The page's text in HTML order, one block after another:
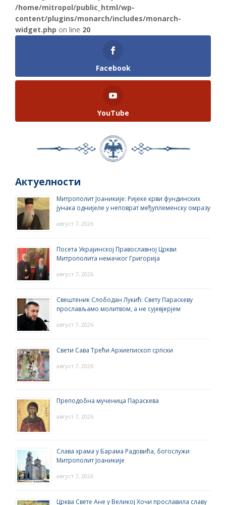
/home/mitropol/public_html/wp-
content/plugins/monarch/includes/monarch-
widget.php on line 20
Facebook
YouTube
Актуелности
Митрополит Јоаникије: Ријеке крви фундинских
јунака однијеле у неповрат међуплеменску омразу
август 7, 2026
Посета Украјинској Православној Цркви
Митрополита немачког Григорија
август 7, 2026
Свештеник Слободан Лукић: Свету Параскеву
прослављамо молитвом, а не сујевјерјем
август 7, 2026
Свети Сава Трећи Архиепископ српски
август 7, 2026
Преподобна мученица Параскева
август 7, 2026
Слава храма у Барама Радовића, богослужи
Митрополит Јоаникије
август 7, 2026
Црква Свете Ане у Великој Хочи прославила славу